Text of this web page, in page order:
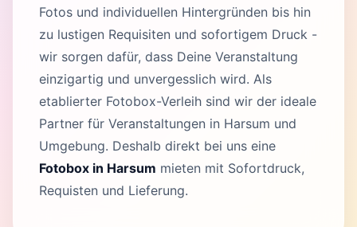
Fotos und individuellen Hintergründen bis hin
zu lustigen Requisiten und sofortigem Druck -
wir sorgen dafür, dass Deine Veranstaltung
einzigartig und unvergesslich wird. Als
etablierter Fotobox-Verleih sind wir der ideale
Partner für Veranstaltungen in Harsum und
Umgebung. Deshalb direkt bei uns eine
Fotobox in Harsum mieten mit Sofortdruck,
Requisten und Lieferung.